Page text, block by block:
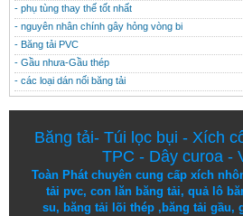
- phụ tùng thay thế tốt nhất
- nguyên nhân chính gây hỏng vòng bi
- Băng tải PVC
- Gầu nhưa-Gầu thép
- các loại dán nối băng tải
Băng tải- Túi lọc bụi - Xích
TPC - Dây curoa-
Toàn Phát chuyên cung cấp xích
tải pvc,con lăn băng tải,quả lô
su, băng tải lõi thép, băng tải gầu,